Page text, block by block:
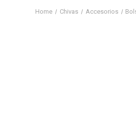
Home Chivas Accesorios